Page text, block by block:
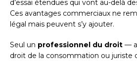
d’essai étendues qui vont au-delà
Ces avantages commerciaux ne
légal mais peuvent s’y ajouter.
Seul un professionnel du droit —
droit de la consommation ou juriste